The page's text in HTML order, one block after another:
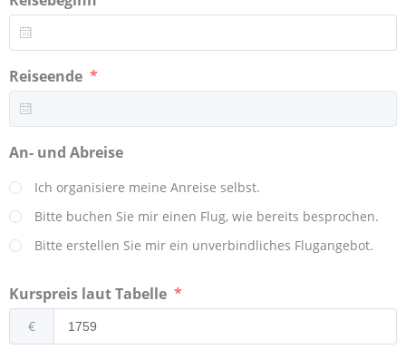
Reiseende
An- und Abreise
Ich organisiere meine Anreise selbst.
Bitte buchen Sie mir einen Flug, wie bereits besprochen.
Bitte erstellen Sie mir ein unverbindliches Flugangebot.
Kurspreis laut Tabelle
€